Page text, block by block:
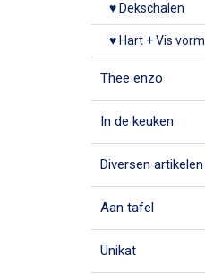
♥ Dekschalen
♥ Hart + Vis vorm
Thee enzo
In de keuken
Diversen artikelen
Aan tafel
Unikat